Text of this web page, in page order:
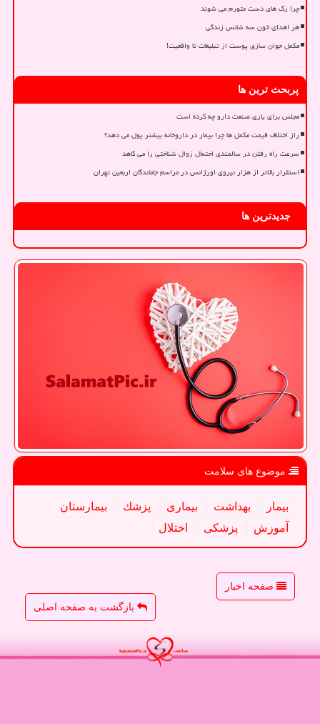
چرا رگ های دست متورم می شوند
هر اهدای خون سه شانس زندگی
مکمل جوان سازی پوست از تبلیغات تا واقعیت!
پربحث ترین ها
مجلس برای یاری صنعت دارو چه کرده است
راز اختلاف قیمت مکمل ها چرا بیمار در داروخانه بیشتر پول می دهد؟
سرعت راه رفتن در سالمندی احتمال زوال شناختی را می کاهد
استقرار بالاتر از هزار نیروی اورژانس در مراسم جاماندگان اربعین تهران
جدیدترین ها
موضوع های سلامت
بیمار بهداشت بیماری پزشك
بیمارستان
آموزش
پزشكی اختلال
صفحه اخبار
بازگشت به صفحه اصلی